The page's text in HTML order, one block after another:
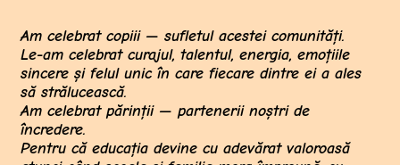
Am celebrat copiii — sufletul acestei comunități.
Le-am celebrat curajul, talentul, energia, emoțiile
sincere și felul unic în care fiecare dintre ei a ales
să strălucească.
Am celebrat părinții — partenerii noștri de
încredere.
Pentru că educația devine cu adevărat valoroasă